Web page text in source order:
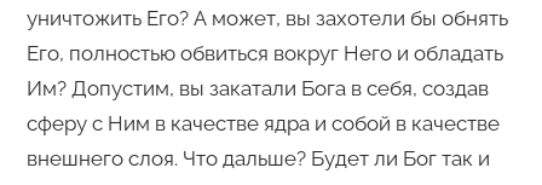
уничтожить Его? А может, вы захотели бы обнять
Его, полностью обвиться вокруг Него и обладать
Им? Допустим, вы закатали Бога в себя, создав
сферу с Ним в качестве ядра и собой в качестве
внешнего слоя. Что дальше? Будет ли Бог так и